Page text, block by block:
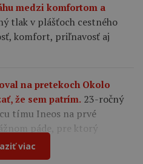
medzi komfortom a
tlak v plášťoch cestného
komfort, priľnavosť aj
na pretekoch Okolo
že sem patrím. 23-ročný
tímu Ineos na prvé
páde, pre ktorý
France.
viac